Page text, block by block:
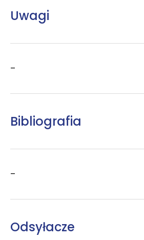
Uwagi
–
Bibliografia
–
Odsyłacze